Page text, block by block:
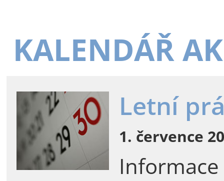
KALENDÁŘ
Letní
1. července